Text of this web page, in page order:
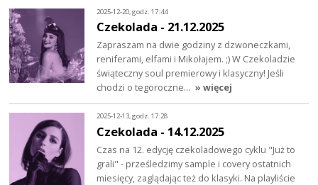
2025-12-20, godz. 17:44
Czekolada - 21.12.2025
Zapraszam na dwie godziny z dzwoneczkami,
reniferami, elfami i Mikołajem. ;) W Czekoladzie
świąteczny soul premierowy i klasyczny! Jeśli
chodzi o tegoroczne… » więcej
2025-12-13, godz. 17:28
Czekolada - 14.12.2025
Czas na 12. edycję czekoladowego cyklu "Już to
grali" - prześledzimy sample i covery ostatnich
miesięcy, zaglądając też do klasyki. Na playliście